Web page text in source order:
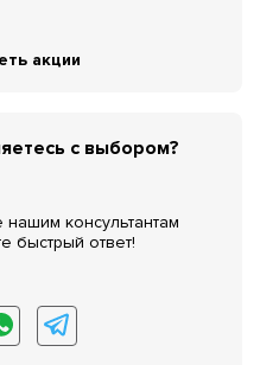
акции
с выбором?
консультантам
быстрый ответ!